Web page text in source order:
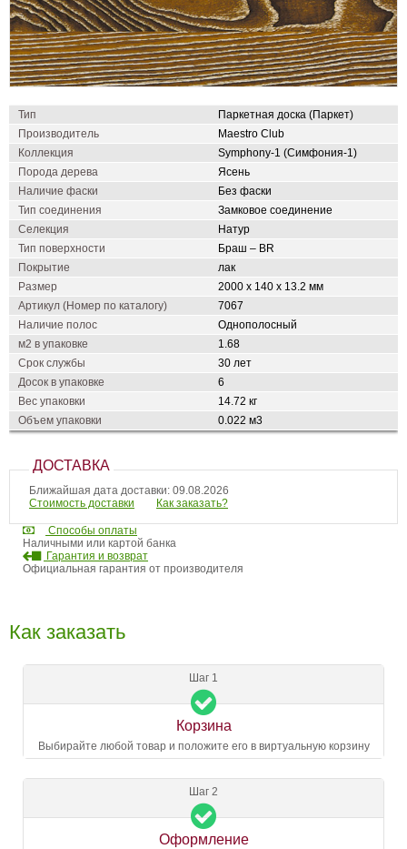
Тип
Паркетная доска (Паркет)
Производитель
Maestro Club
Коллекция
Symphony-1 (Симфония-1)
Порода дерева
Ясень
Наличие фаски
Без фаски
Тип соединения
Замковое соединение
Селекция
Натур
Тип поверхности
Браш – BR
Покрытие
лак
Размер
2000 х 140 х 13.2 мм
Артикул (Номер по каталогу)
7067
Наличие полос
Однополосный
м2 в упаковке
1.68
Срок службы
30 лет
Досок в упаковке
6
Вес упаковки
14.72 кг
Объем упаковки
0.022 м3
ДОСТАВКА
Ближайшая дата доставки: 09.08.2026
Стоимость доставки
Как заказать?
Способы оплаты
Наличными или картой банка
Гарантия и возврат
Официальная гарантия от производителя
Как заказать
Шаг 1
Корзина
Выбирайте любой товар и положите его в виртуальную корзину
Шаг 2
Оформление